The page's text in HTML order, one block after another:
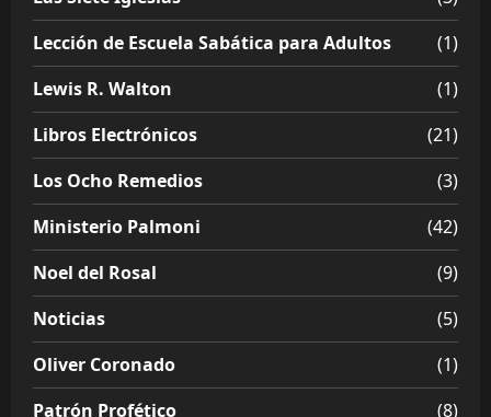
Lección de Escuela Sabática para Adultos
(1)
Lewis R. Walton
(1)
Libros Electrónicos
(21)
Los Ocho Remedios
(3)
Ministerio Palmoni
(42)
Noel del Rosal
(9)
Noticias
(5)
Oliver Coronado
(1)
Patrón Profético
(8)